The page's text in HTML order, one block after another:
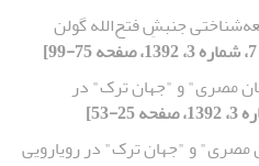
جنبشِ فتح‌الله گولن
مصری" و "جهان ترک" در
مصری" و "جهان ترک" در رویارویی